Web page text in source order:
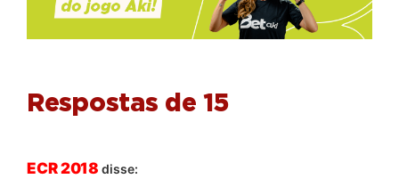
Respostas de 15
ECR 2018 disse: